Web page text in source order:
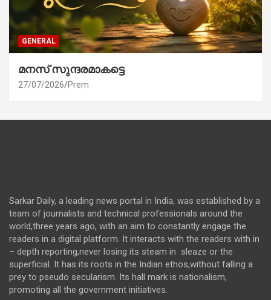
GENERAL
മനസ് സുന്ദരമാകട്ടെ
27/07/2026 Prem
Sarkar Daily, a leading news portal in India, was established by a
team of journalists and technical professionals around the
world,three years ago, with an aim to constantly engage the
readers in a digital platform. It interacts with the readers with in
– depth reporting,never losing its steam in sleaze or the
superficial. It has its roots in the Indian ethos,without falling a
prey to pseudo secularism. Its hall mark is nationalism,
promoting all the government initiatives.